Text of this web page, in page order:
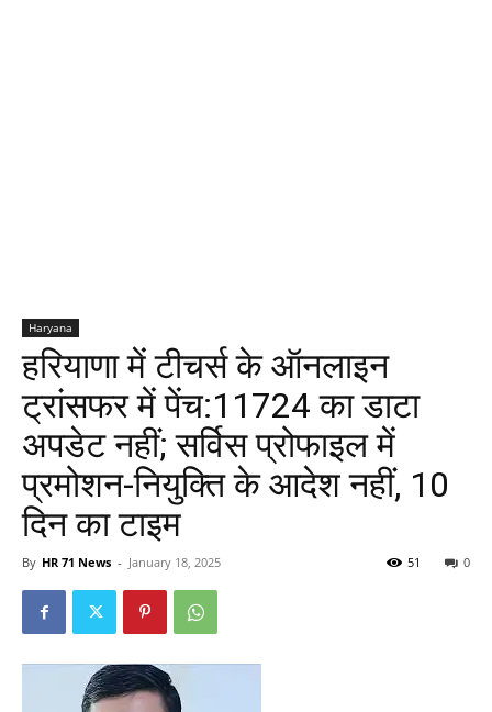
Haryana
हरियाणा में टीचर्स के ऑनलाइन
ट्रांसफर में पेंच:11724 का डाटा
अपडेट नहीं; सर्विस प्रोफाइल में
प्रमोशन-नियुक्ति के आदेश नहीं, 10
दिन का टाइम
By HR 71 News - January 18, 2025 0
51